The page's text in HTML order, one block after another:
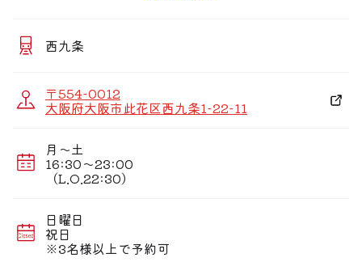
偏愛スポット
店主の温かい人柄が滲み出るような一品一品が、訪れる人
の心を和ませます。
★朝5:30〜始まる 中央卸売市場での仕入れ
大将の熟練の目利きによる厳選された食材を楽しむことが
できます。
★全席喫煙可！禁煙席なし
★心温まるサービスでお客様の満足度を常に追求しており
★関西万博 ユニバーサルで楽しんだ後は、おいしい料理
とおいしいお酒で楽しみましょう♪
西九条
〒554-0012
大阪府大阪市此花区西九条1-22-11
月〜土
16:30〜23:00
（L.O.22:30）
日曜日
祝日
※3名様以上で予約可